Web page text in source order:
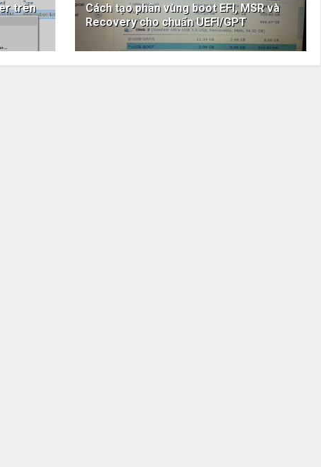
trên
Cách tạo phân vùng boot EFI, MSR và
Recovery cho chuẩn UEFI/GPT